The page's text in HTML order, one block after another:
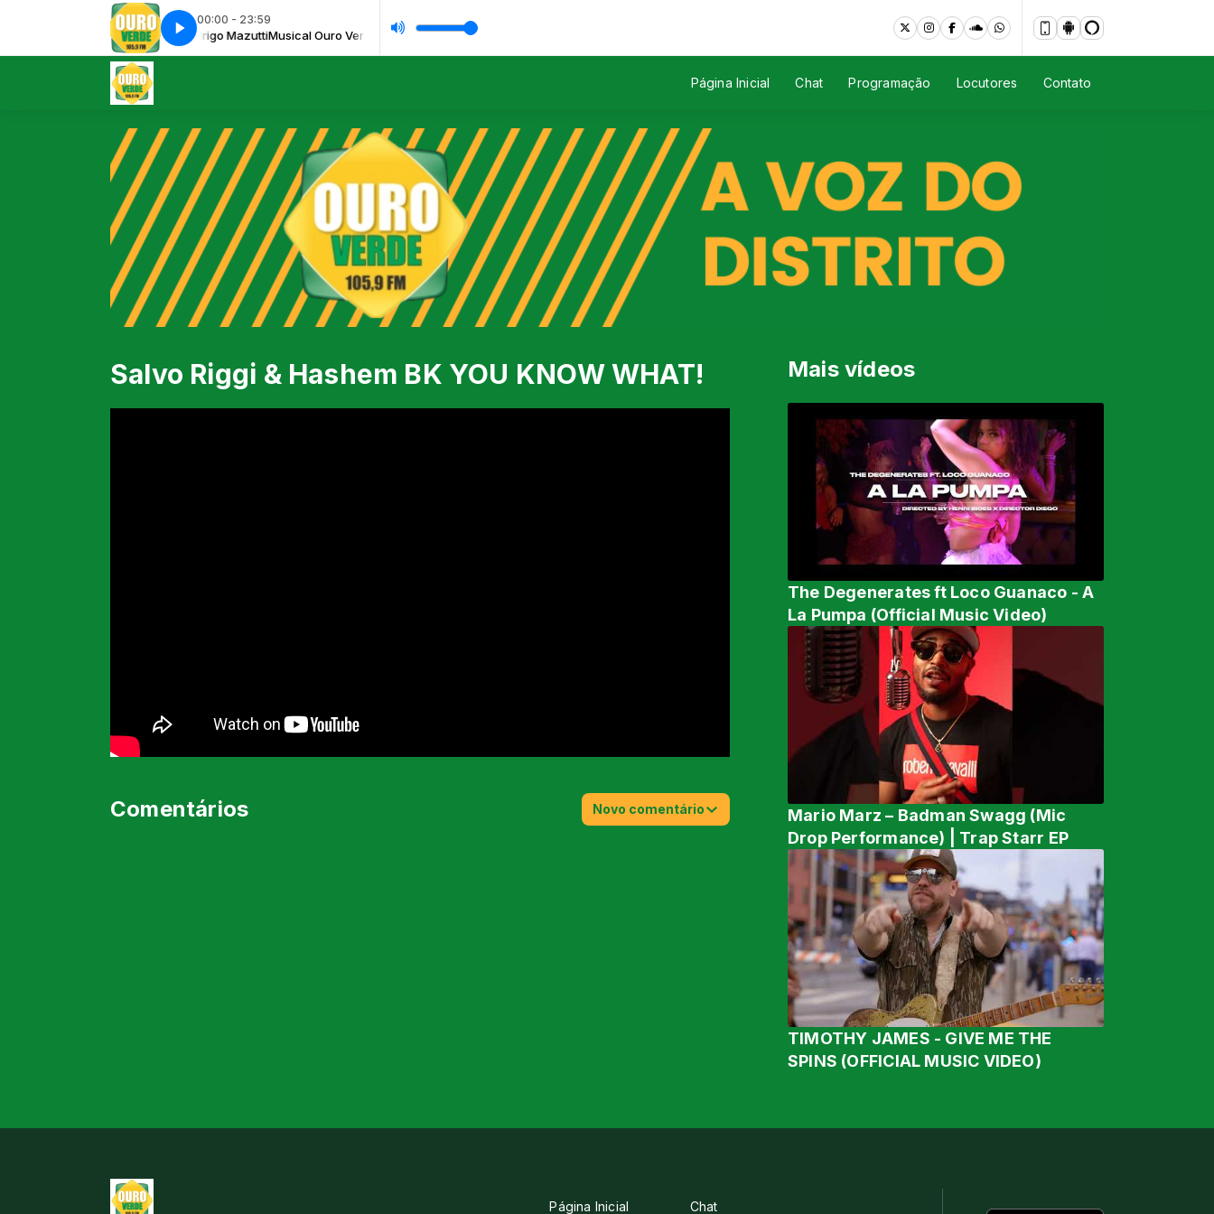
00:00 - 23:59
Musical Ouro Verde FM com Rodrigo MazuttiMusical Ouro Verde FM com Rodrigo Mazutti
detdusa - Your expectations detdusa - Your expectations
Página Inicial Chat Programação Locutores Contato
Salvo Riggi & Hashem BK YOU KNOW WHAT! Mais vídeos
The Degenerates ft Loco Guanaco - A
La Pumpa (Official Music Video)
Mario Marz – Badman Swagg (Mic
Drop Performance) | Trap Starr EP
TIMOTHY JAMES - GIVE ME THE
SPINS (OFFICIAL MUSIC VIDEO)
Comentários Novo comentário
Página Inicial Chat